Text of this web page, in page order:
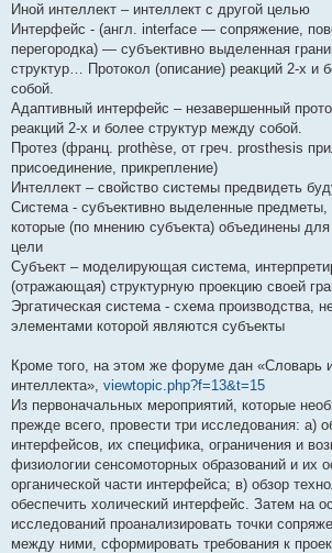
Иной интеллект – интеллект с другой целью
Интерфейс - (англ. interface — сопряжение,
перегородка) — субъективно выделенная
структур… Протокол (описание) реакций 2-х и
собой.
Адаптивный интерфейс – незавершенный
реакций 2-х и более структур между собой.
Протез (франц. prothèse, от греч. prosthesis
присоединение, прикрепление)
Интеллект – свойство системы предвидеть
Система - субъективно выделенные предметы,
которые (по мнению субъекта) объединены
цели
Субъект – моделирующая система,
(отражающая) структурную проекцию своей
Эргатическая система - схема производства,
элементами которой являются субъекты
Кроме того, на этом же форуме дан «Словарь
интеллекта», viewtopic.php?f=13&t=15
Из первоначальных мероприятий, которые
прежде всего, провести три исследования: а)
интерфейсов, их специфика, ограничения и
физиологии сенсомоторных образований и их
органической части интерфейса; в) обзор
обеспечить холический интерфейс. Затем на
исследований проанализировать точки
между ними, сформировать требования к